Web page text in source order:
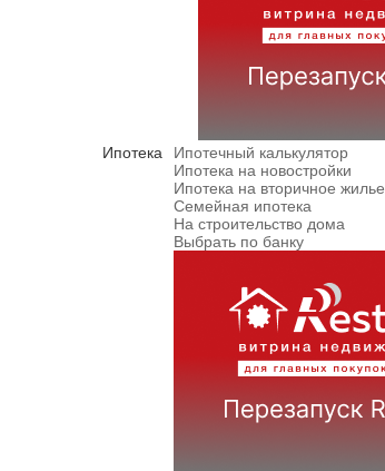
Ипотека
Ипотечный калькулятор
Ипотека на новостройки
Ипотека на вторичное жилье
Семейная ипотека
На строительство дома
Выбрать по банку